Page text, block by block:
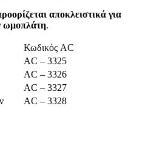
αποκλειστικά για
ωμοπλάτη.
Κωδικός AC
AC – 3325
AC – 3326
AC – 3327
AC – 3328